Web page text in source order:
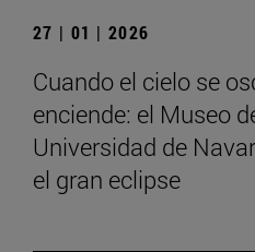
27 | 01 | 2026
Cuando el cielo se
enciende: el Museo
Universidad de
el gran eclipse